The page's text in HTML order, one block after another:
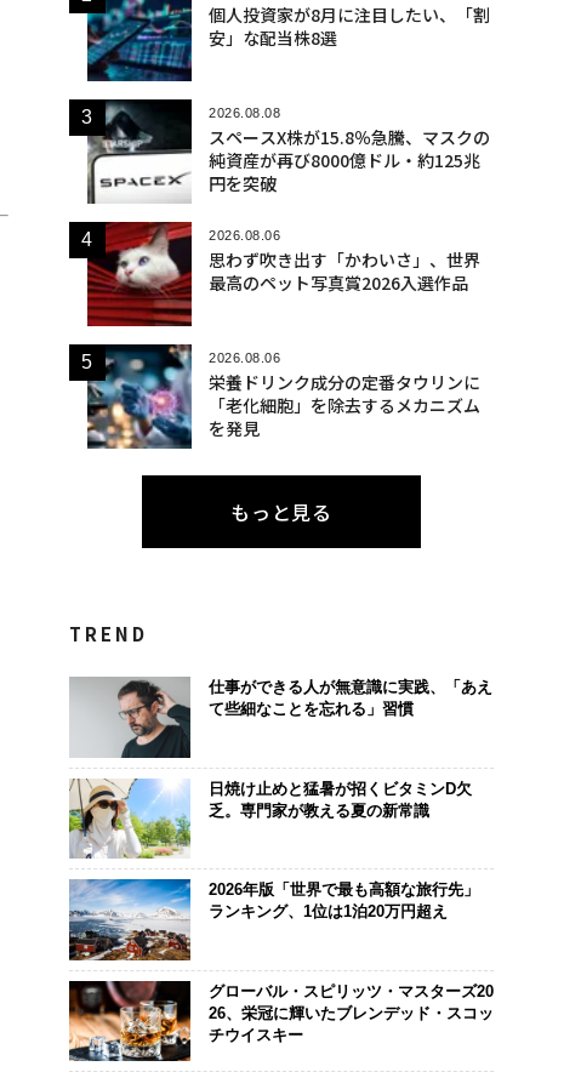
個人投資家が8月に注目したい、「割
安」な配当株8選
2026.08.08
スペースX株が15.8％急騰、マスクの
純資産が再び8000億ドル・約125兆
円を突破
2026.08.06
思わず吹き出す「かわいさ」、世界
最高のペット写真賞2026入選作品
2026.08.06
栄養ドリンク成分の定番タウリンに
「老化細胞」を除去するメカニズム
を発見
もっと見る
TREND
仕事ができる人が無意識に実践、「あえ
て些細なことを忘れる」習慣
日焼け止めと猛暑が招くビタミンD欠
乏。専門家が教える夏の新常識
2026年版「世界で最も高額な旅行先」
ランキング、1位は1泊20万円超え
グローバル・スピリッツ・マスターズ20
26、栄冠に輝いたブレンデッド・スコッ
チウイスキー